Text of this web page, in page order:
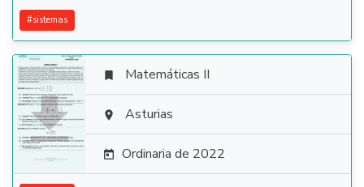
#sistemas

 Matemáticas II
 Asturias
 Ordinaria de 2022